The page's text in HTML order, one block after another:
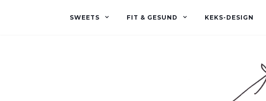
SWEETS FIT & GESUND KEKS-DESIGN